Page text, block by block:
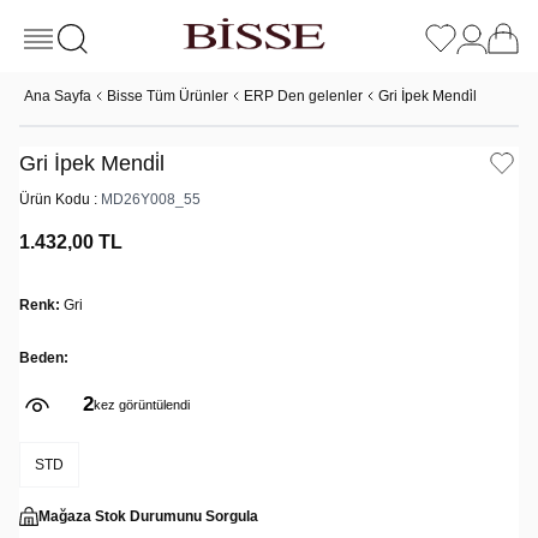
Ana Sayfa Bisse Tüm Ürünler ERP Den gelenler Gri İpek Mendi̇l
Gri İpek Mendi̇l
Ürün Kodu : MD26Y008_55
1.432,00 TL
Renk: Gri
Beden:
2kez görüntülendi
STD
Mağaza Stok Durumunu Sorgula